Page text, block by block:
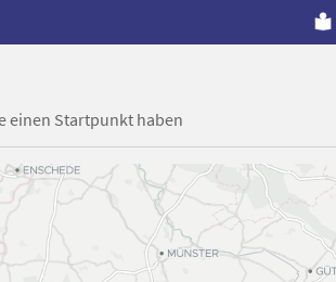
einen Startpunkt haben